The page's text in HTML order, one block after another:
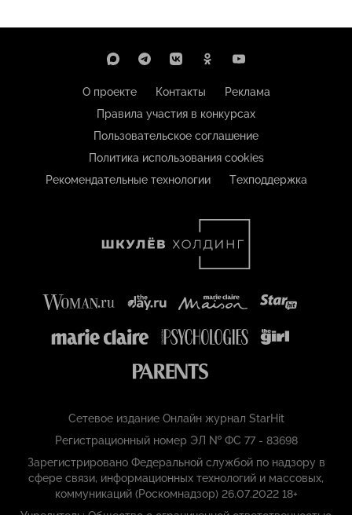
О проекте Контакты
Реклама
Правила участия в конкурсах
Пользовательское соглашение
Политика использования cookies
Рекомендательные технологии
Техподдержка
Сетевое издание Онлайн журнал StarHit
Регистрационный номер ЭЛ № ФС 77 - 83698
Зарегистрировано Федеральной службой по надзору в
сфере связи, информационных технологий и массовых,
коммуникаций (Роскомнадзор) 26.07.2022 18+